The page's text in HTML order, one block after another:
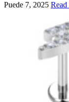
Puede 7, 2025